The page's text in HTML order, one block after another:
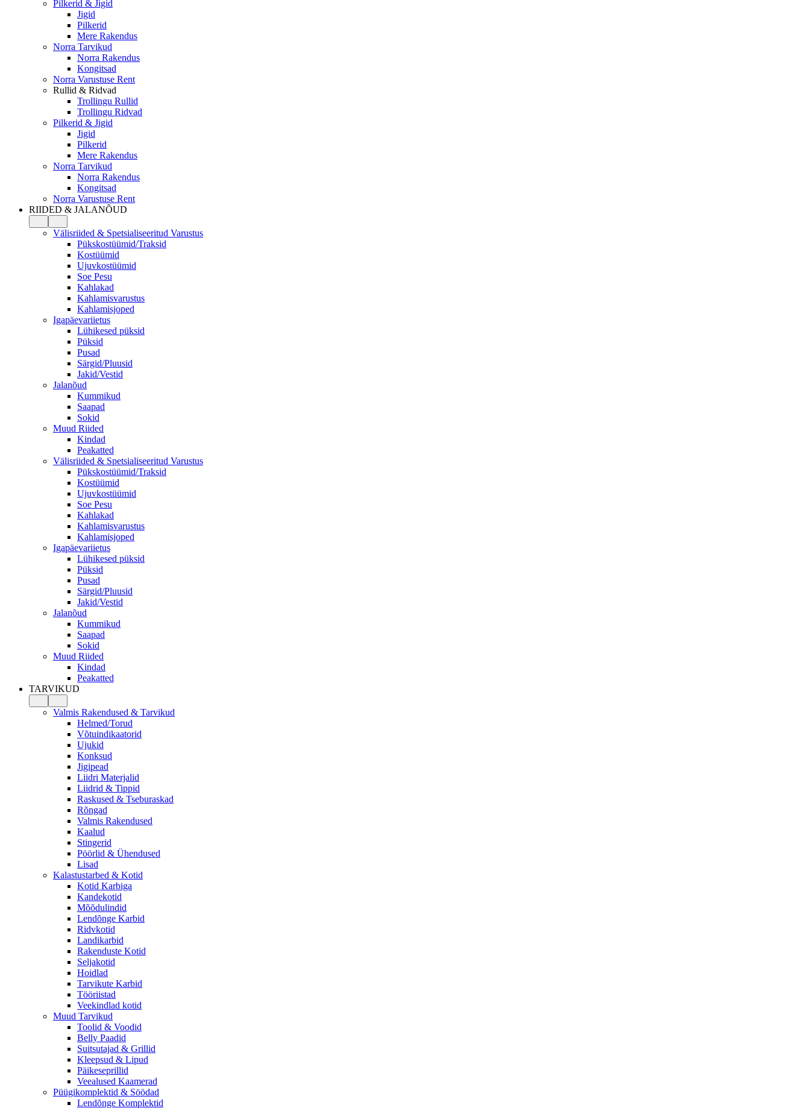
Pilkerid & Jigid
Jigid
Pilkerid
Mere Rakendus
Norra Tarvikud
Norra Rakendus
Kongitsad
Norra Varustuse Rent
Rullid & Ridvad
Trollingu Rullid
Trollingu Ridvad
Pilkerid & Jigid
Jigid
Pilkerid
Mere Rakendus
Norra Tarvikud
Norra Rakendus
Kongitsad
Norra Varustuse Rent
RIIDED & JALANÕUD
Välisriided & Spetsialiseeritud Varustus
Pükskostüümid/Traksid
Kostüümid
Ujuvkostüümid
Soe Pesu
Kahlakad
Kahlamisvarustus
Kahlamisjoped
Igapäevariietus
Lühikesed püksid
Püksid
Pusad
Särgid/Pluusid
Jakid/Vestid
Jalanõud
Kummikud
Saapad
Sokid
Muud Riided
Kindad
Peakatted
Välisriided & Spetsialiseeritud Varustus
Pükskostüümid/Traksid
Kostüümid
Ujuvkostüümid
Soe Pesu
Kahlakad
Kahlamisvarustus
Kahlamisjoped
Igapäevariietus
Lühikesed püksid
Püksid
Pusad
Särgid/Pluusid
Jakid/Vestid
Jalanõud
Kummikud
Saapad
Sokid
Muud Riided
Kindad
Peakatted
TARVIKUD
Valmis Rakendused & Tarvikud
Helmed/Torud
Võtuindikaatorid
Ujukid
Konksud
Jigipead
Liidri Materjalid
Liidrid & Tippid
Raskused & Tseburaskad
Rõngad
Valmis Rakendused
Kaalud
Stingerid
Pöörlid & Ühendused
Lisad
Kalastustarbed & Kotid
Kotid Karbiga
Kandekotid
Mõõdulindid
Lendõnge Karbid
Ridvkotid
Landikarbid
Rakenduste Kotid
Seljakotid
Hoidlad
Tarvikute Karbid
Tööriistad
Veekindlad kotid
Muud Tarvikud
Toolid & Voodid
Belly Paadid
Suitsutajad & Grillid
Kleepsud & Lipud
Päikeseprillid
Veealused Kaamerad
Püügikomplektid & Söödad
Lendõnge Komplektid